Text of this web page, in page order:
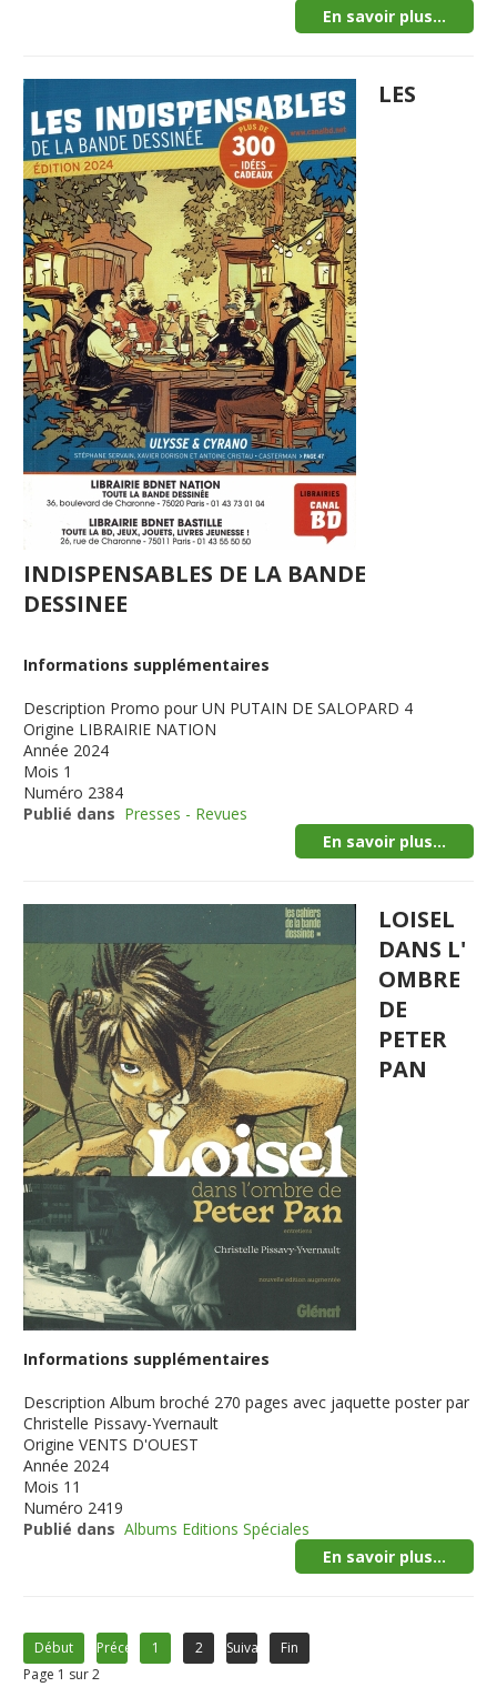
En savoir plus...
LES
INDISPENSABLES DE LA BANDE
DESSINEE
Informations supplémentaires
Description Promo pour UN PUTAIN DE SALOPARD 4
Origine LIBRAIRIE NATION
Année 2024
Mois 1
Numéro 2384
Publié dans Presses - Revues
En savoir plus...
LOISEL
DANS L'
OMBRE
DE
PETER
PAN
Informations supplémentaires
Description Album broché 270 pages avec jaquette poster par
Christelle Pissavy-Yvernault
Origine VENTS D'OUEST
Année 2024
Mois 11
Numéro 2419
Publié dans Albums Editions Spéciales
En savoir plus...
Début Précédent1 2 Suivant
Fin
Page 1 sur 2